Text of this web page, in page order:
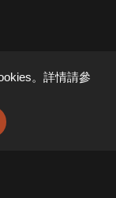
。詳情請參